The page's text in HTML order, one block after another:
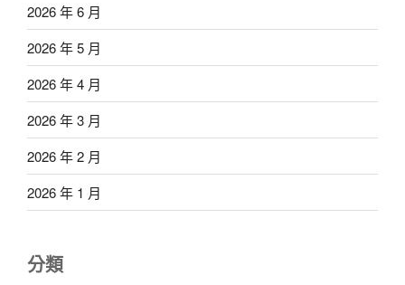
2026 年 6 月
2026 年 5 月
2026 年 4 月
2026 年 3 月
2026 年 2 月
2026 年 1 月
分類